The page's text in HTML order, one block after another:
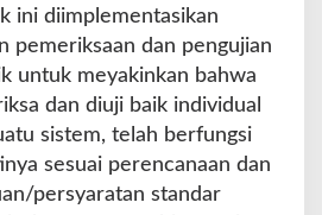
ini diimplementasikan
pemeriksaan dan pengujian
untuk meyakinkan bahwa
dan diuji baik individual
sistem, telah berfungsi
sesuai perencanaan dan
persyaratan standar